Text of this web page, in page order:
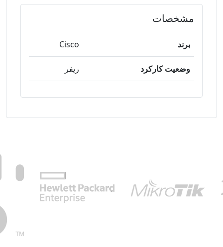
مشخصات
برند Cisco
وضعیت کارکرد ریفر